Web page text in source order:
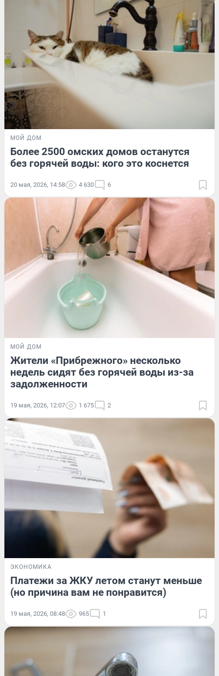
МОЙ ДОМ
Более 2500 омских домов останутся
без горячей воды: кого это коснется
20 мая, 2026, 14:58 4 630 6
МОЙ ДОМ
Жители «Прибрежного» несколько
недель сидят без горячей воды из-за
задолженности
19 мая, 2026, 12:07 1 675 2
ЭКОНОМИКА
Платежи за ЖКУ летом станут меньше
(но причина вам не понравится)
19 мая, 2026, 08:48 965 1